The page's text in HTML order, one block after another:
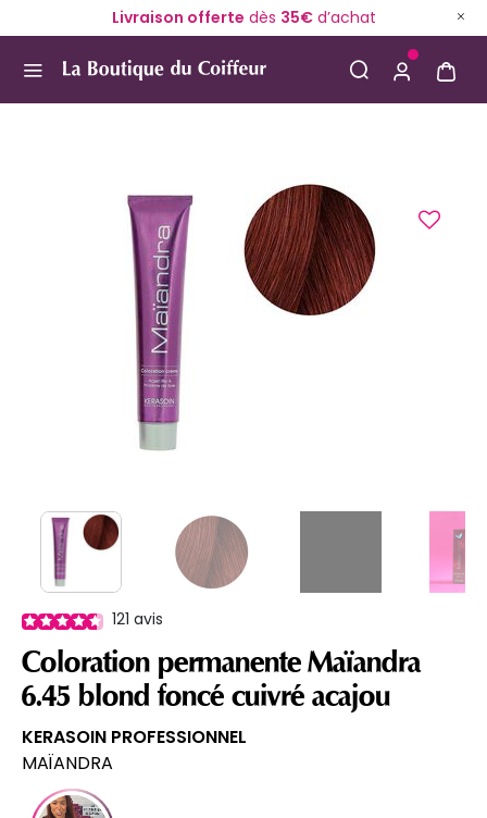
Livraison offerte dès 35€d’achat
121 avis
Coloration permanente Maïandra
6.45 blond foncé cuivré acajou
KERASOIN PROFESSIONNEL
MAÏANDRA